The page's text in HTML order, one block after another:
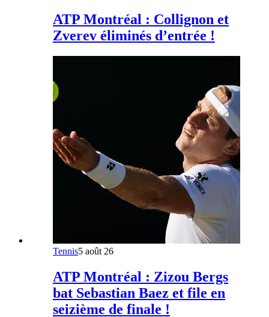
ATP Montréal : Collignon et
Zverev éliminés d’entrée !
Tennis5 août 26
ATP Montréal : Zizou Bergs
bat Sebastian Baez et file en
seizième de finale !